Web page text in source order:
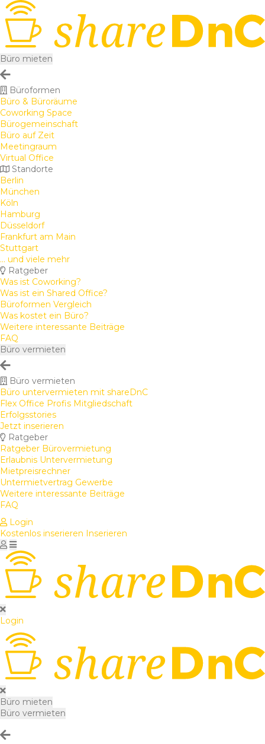
Büro mieten
Büroformen
Büro & Büroräume
Coworking Space
Bürogemeinschaft
Büro auf Zeit
Meetingraum
Virtual Office
Standorte
Berlin
München
Köln
Hamburg
Düsseldorf
Frankfurt am Main
Stuttgart
... und viele mehr
Ratgeber
Was ist Coworking?
Was ist ein Shared Office?
Büroformen Vergleich
Was kostet ein Büro?
Weitere interessante Beiträge
FAQ
Büro vermieten
Büro vermieten
Büro untervermieten mit shareDnC
Flex Office Profis Mitgliedschaft
Erfolgsstories
Jetzt inserieren
Ratgeber
Ratgeber Bürovermietung
Erlaubnis Untervermietung
Mietpreisrechner
Untermietvertrag Gewerbe
Weitere interessante Beiträge
FAQ
Login
Kostenlos inserieren Inserieren
Login
Büro mieten
Büro vermieten